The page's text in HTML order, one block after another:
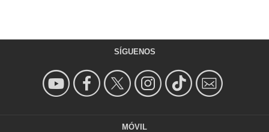
SÍGUENOS
MÓVIL